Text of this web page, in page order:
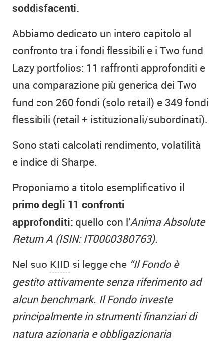
soddisfacenti.
Abbiamo dedicato un intero capitolo al
confronto tra i fondi flessibili e i Two fund
Lazy portfolios: 11 raffronti approfonditi e
una comparazione più generica dei Two
fund con 260 fondi (solo retail) e 349 fondi
flessibili (retail + istituzionali/subordinati).
Sono stati calcolati rendimento, volatilità
e indice di Sharpe.
Proponiamo a titolo esemplificativo il
primo degli 11 confronti
approfonditi: quello con l’Anima Absolute
Return A (ISIN: IT0000380763).
Nel suo KIID si legge che “Il Fondo è
gestito attivamente senza riferimento ad
alcun benchmark. Il Fondo investe
principalmente in strumenti finanziari di
natura azionaria e obbligazionaria